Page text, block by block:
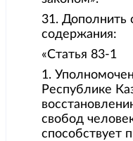
31. Дополнить
содержания:
«Статья 83-1
1.
Республике
свобод
способствует